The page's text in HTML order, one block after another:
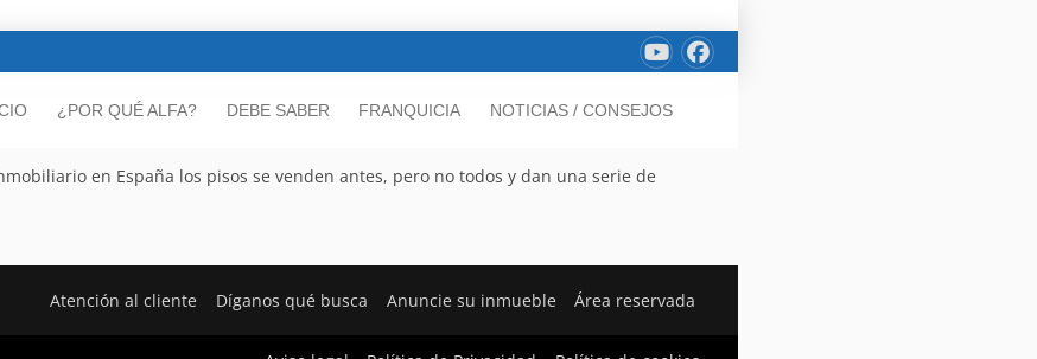
¿POR QUÉ ALFA? DEBE SABER FRANQUICIA NOTICIAS / CONSEJOS
en España los pisos se venden antes, pero no todos y dan una serie de
Atención al cliente Díganos qué busca Anuncie su inmueble Área reservada